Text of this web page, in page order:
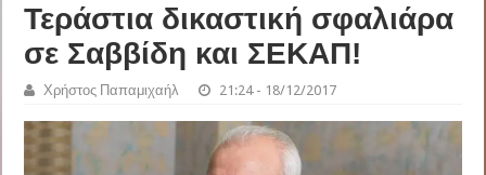
Τεράστια δικαστική σφαλιάρα
σε Σαββίδη και ΣΕΚΑΠ!
Χρήστος Παπαμιχαήλ 21:24 - 18/12/2017